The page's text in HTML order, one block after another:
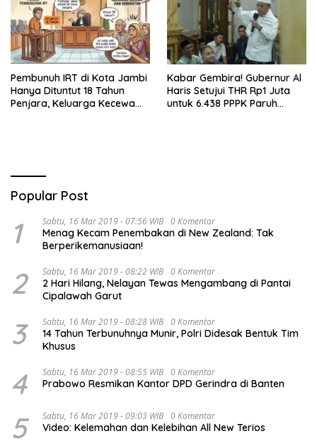
Pembunuh IRT di Kota Jambi
Hanya Dituntut 18 Tahun
Penjara, Keluarga Kecewa
Kabar Gembira! Gubernur Al
Haris Setujui THR Rp1 Juta
untuk 6.438 PPPK Paruh
Popular Post
1 Sabtu, 16 Mar 2019 - 07:56 WIB 0 Komentar
Menag Kecam Penembakan di New Zealand: Tak
Berperikemanusiaan!
2 Sabtu, 16 Mar 2019 - 08:22 WIB 0 Komentar
2 Hari Hilang, Nelayan Tewas Mengambang di Pantai
Cipalawah Garut
3 Sabtu, 16 Mar 2019 - 08:28 WIB 0 Komentar
14 Tahun Terbunuhnya Munir, Polri Didesak Bentuk Tim
Khusus
4 Sabtu, 16 Mar 2019 - 08:55 WIB 0 Komentar
Prabowo Resmikan Kantor DPD Gerindra di Banten
5 Sabtu, 16 Mar 2019 - 09:03 WIB 0 Komentar
Video: Kelemahan dan Kelebihan All New Terios